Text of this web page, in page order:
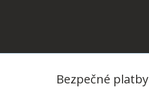
Bezpečné platby